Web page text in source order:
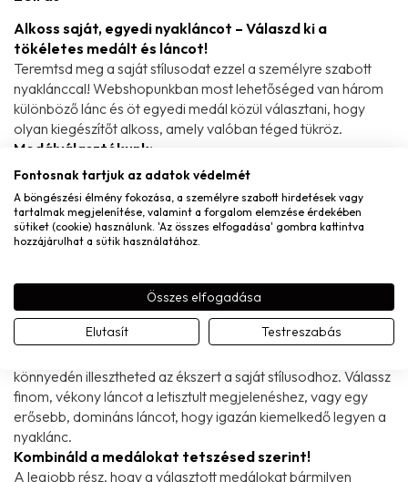
Alkoss saját, egyedi nyakláncot – Válaszd ki a
tökéletes medált és láncot!
Teremtsd meg a saját stílusodat ezzel a személyre szabott
nyaklánccal! Webshopunkban most lehetőséged van három
különböző lánc és öt egyedi medál közül választani, hogy
olyan kiegészítőt alkoss, amely valóban téged tükröz.
Medálválasztékunk:
Kezdőbetűs medálok– Válaszd ki a számodra fontos
betűt, és viseld magadon egyedi kezdetedet.
Horoszkópos medálok – Az egyes csillagjegyek
szimbólumai finom gravírozással, hogy a csillagok ereje
Születésköves medálok– Minden hónapnak megvan
a saját köve, így egy születésnapi ajándék még
személyesebbé válik.
könnyedén illesztheted az ékszert a saját stílusodhoz. Válassz
finom, vékony láncot a letisztult megjelenéshez, vagy egy
erősebb, domináns láncot, hogy igazán kiemelkedő legyen a
nyaklánc.
Kombináld a medálokat tetszésed szerint!
A legjobb rész, hogy a választott medálokat bármilyen
Fontosnak tartjuk az adatok védelmét
A böngészési élmény fokozása, a személyre szabott hirdetések vagy
tartalmak megjelenítése, valamint a forgalom elemzése érdekében
sütiket (cookie) használunk. 'Az összes elfogadása' gombra kattintva
hozzájárulhat a sütik használatához.
Összes elfogadása
Elutasít Testreszabás